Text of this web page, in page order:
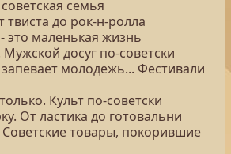
семья
твиста до рок-н-ролла
это маленькая жизнь
досуг по-советски
молодежь... Фестивали
Культ по-советски
От ластика до готовальни
Советские товары, покорившие